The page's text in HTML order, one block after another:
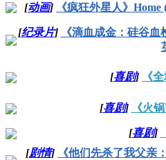
[动画] 《疯狂外星人》
[纪录片]
《滴血成金：硅谷
[喜剧] 《
[喜剧] 《火
[喜剧]
[剧情]
《他们先杀了我父亲